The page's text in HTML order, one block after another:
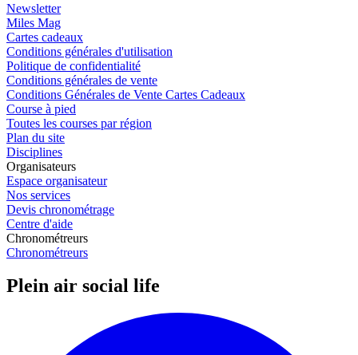
Newsletter
Miles Mag
Cartes cadeaux
Conditions générales d'utilisation
Politique de confidentialité
Conditions générales de vente
Conditions Générales de Vente Cartes Cadeaux
Course à pied
Toutes les courses par région
Plan du site
Disciplines
Organisateurs
Espace organisateur
Nos services
Devis chronométrage
Centre d'aide
Chronométreurs
Chronométreurs
Plein air social life